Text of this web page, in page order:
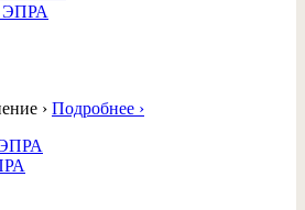
ЭПРА
› Подробнее ›